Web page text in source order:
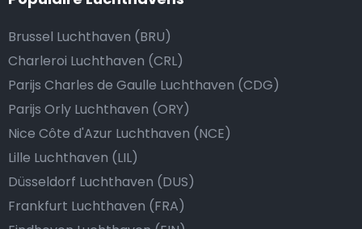
Brussel Luchthaven (BRU)
Charleroi Luchthaven (CRL)
Parijs Charles de Gaulle Luchthaven (CDG)
Parijs Orly Luchthaven (ORY)
Nice Côte d'Azur Luchthaven (NCE)
Lille Luchthaven (LIL)
Düsseldorf Luchthaven (DUS)
Frankfurt Luchthaven (FRA)